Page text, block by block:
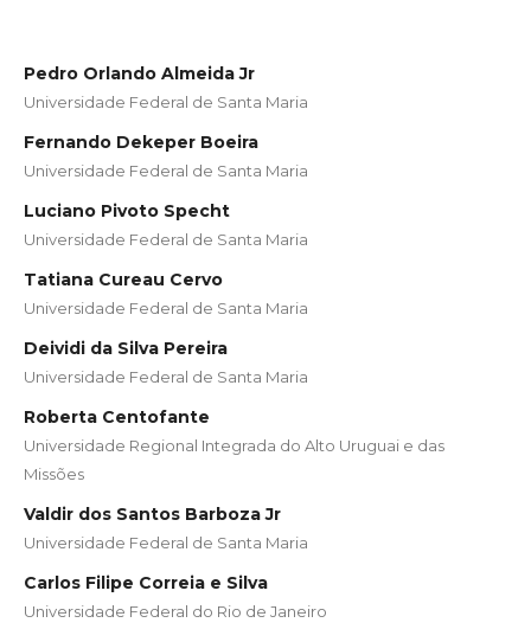
Pedro Orlando Almeida Jr
Universidade Federal de Santa Maria
Fernando Dekeper Boeira
Universidade Federal de Santa Maria
Luciano Pivoto Specht
Universidade Federal de Santa Maria
Tatiana Cureau Cervo
Universidade Federal de Santa Maria
Deividi da Silva Pereira
Universidade Federal de Santa Maria
Roberta Centofante
Universidade Regional Integrada do Alto Uruguai e das
Missões
Valdir dos Santos Barboza Jr
Universidade Federal de Santa Maria
Carlos Filipe Correia e Silva
Universidade Federal do Rio de Janeiro